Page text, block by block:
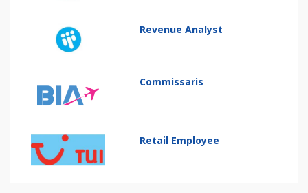
Revenue Analyst
Commissaris
Retail Employee